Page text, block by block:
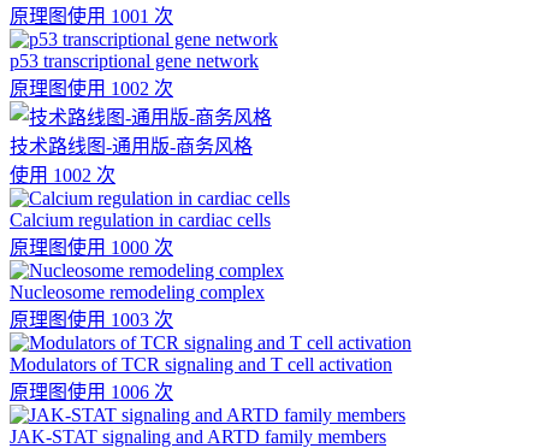
原理图使用 1001 次
p53 transcriptional gene network
原理图使用 1002 次
技术路线图-通用版-商务风格
使用 1002 次
Calcium regulation in cardiac cells
原理图使用 1000 次
Nucleosome remodeling complex
原理图使用 1003 次
Modulators of TCR signaling and T cell activation
原理图使用 1006 次
JAK-STAT signaling and ARTD family members